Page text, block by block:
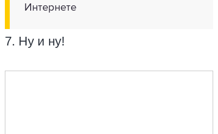
Интернете
7. Ну и ну!